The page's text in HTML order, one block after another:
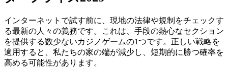
インターネットで試す前に、現地の法律や規制をチェックす
る最新の人々の義務です。これは、手段の熱心なセクション
を提供する数少ないカジノゲームの1つです。正しい戦略を
適用すると、私たちの家の端が減少し、短期的に勝つ確率を
高める可能性があります。